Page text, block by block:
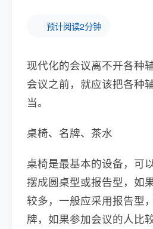
预计阅读2分钟
现代化的会议离不开各种
会议之前，就应该把各种
当。
桌椅、名牌、茶水
桌椅是最基本的设备，可
摆成圆桌型或报告型，如
较多，一般应采用报告型
牌，如果参加会议的人比